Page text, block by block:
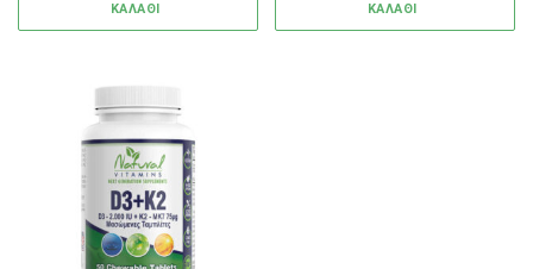
ΚΑΛΑΘΙ ΚΑΛΑΘΙ
Αυτό το προϊόν έχει πολλαπλές